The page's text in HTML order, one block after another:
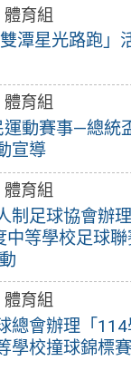
體育組
潭星光路跑」
體育組
運動賽事—總統
宣導
體育組
制足球協會辦理
中等學校足球
體育組
總會辦理「
學校撞球錦標賽